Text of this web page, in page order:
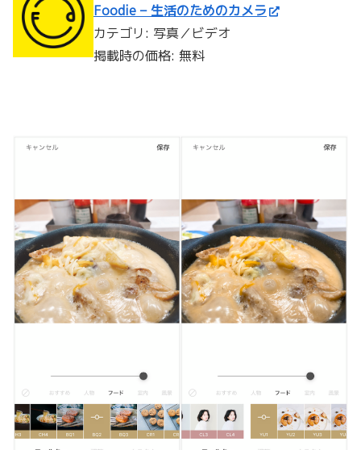
Foodie – 生活のためのカメラ
カテゴリ: 写真／ビデオ
掲載時の価格: 無料